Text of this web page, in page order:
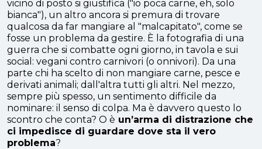
vicino di posto si giustifica ("io poca carne, eh, solo
bianca"), un altro ancora si premura di trovare
qualcosa da far mangiare al "malcapitato", come se
fosse un problema da gestire. È la fotografia di una
guerra che si combatte ogni giorno, in tavola e sui
social: vegani contro carnivori (o onnivori). Da una
parte chi ha scelto di non mangiare carne, pesce e
derivati animali; dall'altra tutti gli altri. Nel mezzo,
sempre più spesso, un sentimento difficile da
nominare: il senso di colpa. Ma è davvero questo lo
scontro che conta? O è un’arma di distrazione che
ci impedisce di guardare dove sta il vero
problema?